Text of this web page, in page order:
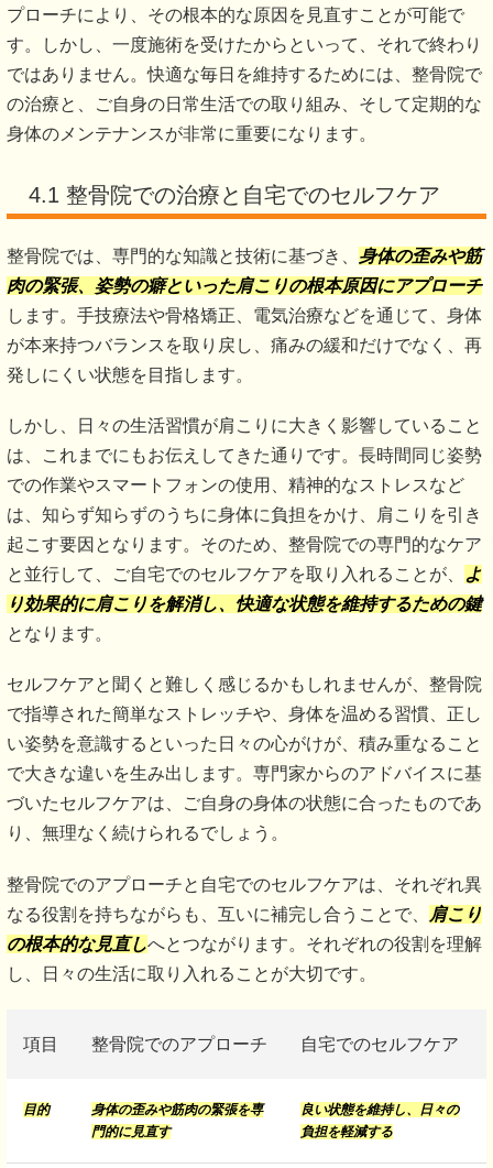
プローチにより、その根本的な原因を見直すことが可能で
す。しかし、一度施術を受けたからといって、それで終わり
ではありません。快適な毎日を維持するためには、整骨院で
の治療と、ご自身の日常生活での取り組み、そして定期的な
身体のメンテナンスが非常に重要になります。
4.1 整骨院での治療と自宅でのセルフケア
整骨院では、専門的な知識と技術に基づき、 身体の歪みや筋
肉の緊張、姿勢の癖といった肩こりの根本原因にアプローチ
します。手技療法や骨格矯正、電気治療などを通じて、身体
が本来持つバランスを取り戻し、痛みの緩和だけでなく、再
発しにくい状態を目指します。
しかし、日々の生活習慣が肩こりに大きく影響していること
は、これまでにもお伝えしてきた通りです。長時間同じ姿勢
での作業やスマートフォンの使用、精神的なストレスなど
は、知らず知らずのうちに身体に負担をかけ、肩こりを引き
起こす要因となります。そのため、整骨院での専門的なケア
と並行して、ご自宅でのセルフケアを取り入れることが、
よ
り効果的に肩こりを解消し、快適な状態を維持するための鍵
となります。
セルフケアと聞くと難しく感じるかもしれませんが、整骨院
で指導された簡単なストレッチや、身体を温める習慣、正し
い姿勢を意識するといった日々の心がけが、積み重なること
で大きな違いを生み出します。専門家からのアドバイスに基
づいたセルフケアは、ご自身の身体の状態に合ったものであ
り、無理なく続けられるでしょう。
整骨院でのアプローチと自宅でのセルフケアは、それぞれ異
なる役割を持ちながらも、互いに補完し合うことで、
肩こり
の根本的な見直しへとつながります。それぞれの役割を理解
し、日々の生活に取り入れることが大切です。
項目 整骨院でのアプローチ 自宅でのセルフケア
目的
身体の歪みや筋肉の緊張を専
門的に見直す
良い状態を維持し、日々の
負担を軽減する